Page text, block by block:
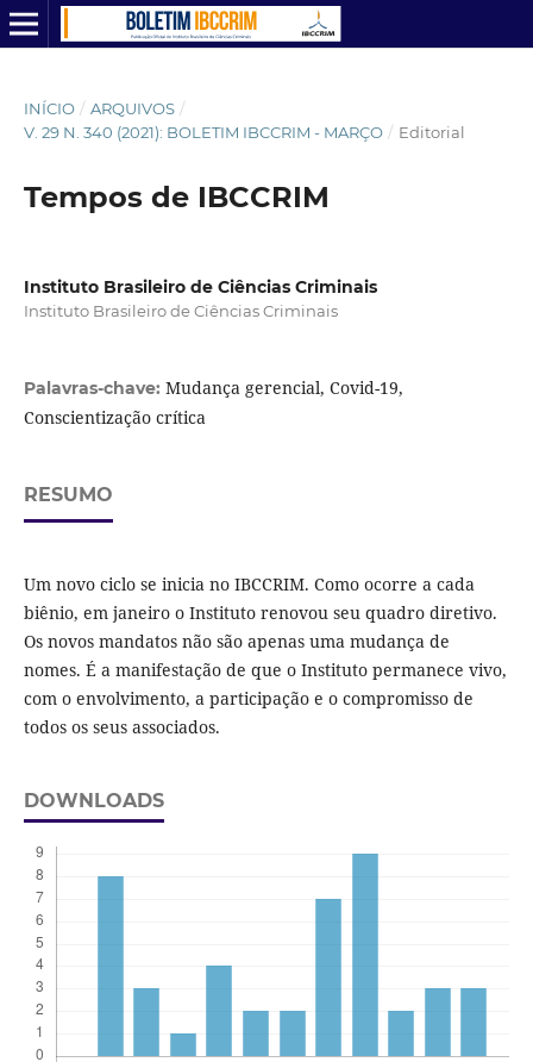
INÍCIO / ARQUIVOS /
V. 29 N. 340 (2021): BOLETIM IBCCRIM - MARÇO / Editorial
Tempos de IBCCRIM
Instituto Brasileiro de Ciências Criminais
Instituto Brasileiro de Ciências Criminais
Palavras-chave: Mudança gerencial, Covid-19,
Conscientização crítica
RESUMO
Um novo ciclo se inicia no IBCCRIM. Como ocorre a cada
biênio, em janeiro o Instituto renovou seu quadro diretivo.
Os novos mandatos não são apenas uma mudança de
nomes. É a manifestação de que o Instituto permanece vivo,
com o envolvimento, a participação e o compromisso de
todos os seus associados.
DOWNLOADS